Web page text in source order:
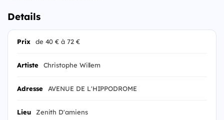
Details
Prix de 40 € à 72 €
Artiste Christophe Willem
Adresse AVENUE DE L'HIPPODROME
Lieu Zenith D'amiens